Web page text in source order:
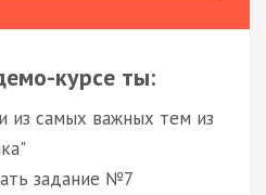
курсе ты:
из самых важных тем из
задание №7